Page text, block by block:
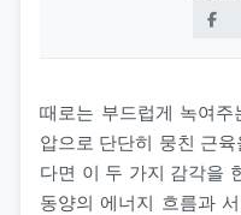
때로는 부드럽게 녹여
압으로 단단히 뭉친 근
다면 이 두 가지 감각을
동양의 에너지 흐름과